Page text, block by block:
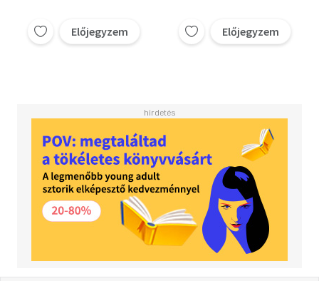
Előjegyzem Előjegyzem